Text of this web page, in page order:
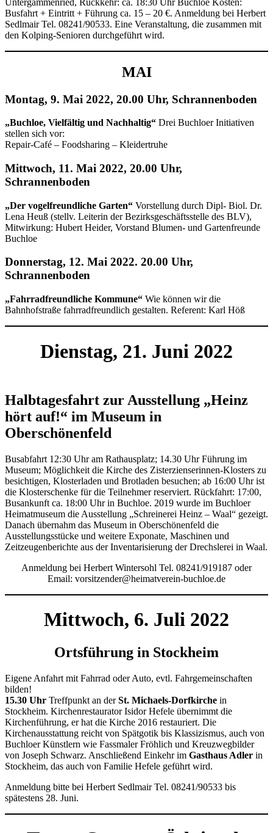
Busfahrt + Eintritt + Führung ca. 15 – 20 €. Anmeldung bei Herbert
Sedlmair Tel. 08241/90533. Eine Veranstaltung, die zusammen mit
den Kolping-Senioren durchgeführt wird.
MAI
Montag, 9. Mai 2022, 20.00 Uhr, Schrannenboden
„Buchloe, Vielfältig und Nachhaltig“ Drei Buchloer Initiativen
stellen sich vor:
Repair-Café – Foodsharing – Kleidertruhe
Mittwoch, 11. Mai 2022, 20.00 Uhr,
Schrannenboden
„Der vogelfreundliche Garten“ Vorstellung durch Dipl- Biol. Dr.
Lena Heuß (stellv. Leiterin der Bezirksgeschäftsstelle des BLV),
Mitwirkung: Hubert Heider, Vorstand Blumen- und Gartenfreunde
Buchloe
Donnerstag, 12. Mai 2022. 20.00 Uhr,
Schrannenboden
„Fahrradfreundliche Kommune“ Wie können wir die
Bahnhofstraße fahrradfreundlich gestalten. Referent: Karl Höß
Dienstag, 21. Juni 2022
Halbtagesfahrt zur Ausstellung „Heinz
hört auf!“ im Museum in
Oberschönenfeld
Busabfahrt 12:30 Uhr am Rathausplatz; 14.30 Uhr Führung im
Museum; Möglichkeit die Kirche des Zisterzienserinnen-Klosters zu
besichtigen, Klosterladen und Brotladen besuchen; ab 16:00 Uhr ist
die Klosterschenke für die Teilnehmer reserviert. Rückfahrt: 17:00,
Busankunft ca. 18:00 Uhr in Buchloe. 2019 wurde im Buchloer
Heimatmuseum die Ausstellung „Schreinerei Heinz – Waal“ gezeigt.
Danach übernahm das Museum in Oberschönenfeld die
Ausstellungsstücke und weitere Exponate, Maschinen und
Zeitzeugenberichte aus der Inventarisierung der Drechslerei in Waal.
Anmeldung bei Herbert Wintersohl Tel. 08241/919187 oder
Email: vorsitzender@heimatverein-buchloe.de
Mittwoch, 6. Juli 2022
Ortsführung in Stockheim
Eigene Anfahrt mit Fahrrad oder Auto, evtl. Fahrgemeinschaften
bilden!
15.30 Uhr Treffpunkt an derSt. Michaels-Dorfkirche in
Stockheim. Kirchenrestaurator Isidor Hefele übernimmt die
Kirchenführung, er hat die Kirche 2016 restauriert. Die
Kirchenausstattung reicht von Spätgotik bis Klassizismus, auch von
Buchloer Künstlern wie Fassmaler Fröhlich und Kreuzwegbilder
von Joseph Schwarz. Anschließend Einkehr im Gasthaus Adler in
Stockheim, das auch von Familie Hefele geführt wird.
Anmeldung bitte bei Herbert Sedlmair Tel. 08241/90533 bis
spätestens 28. Juni.